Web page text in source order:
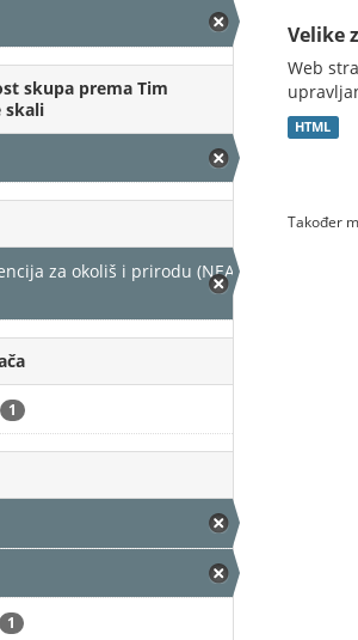
skupa prema Tim
skali
za okoliš i prirodu (NEAKTIVAN)
1
1
Velike
Web
HTML
Također